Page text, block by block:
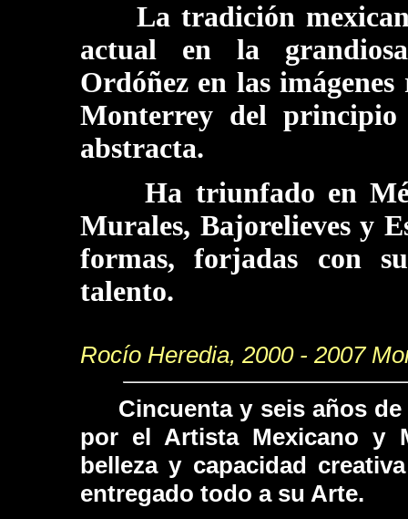
La tradición
actual en la
Ordóñez en las
Monterrey del
abstracta.
Ha triunfado en
Murales, Bajorelieves y
formas, forjadas con
talento.
Rocío Heredia, 2000 - 2007
Cincuenta y seis años de
por el Artista Mexicano y
belleza y capacidad
entregado todo a su Arte.